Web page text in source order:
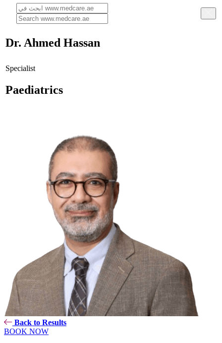
Dr. Ahmed Hassan
Specialist
Paediatrics
Back to Results
BOOK NOW